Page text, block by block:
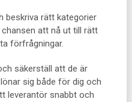
beskriva rätt kategorier
att nå ut till rätt
förfrågningar.
säkerställ att de är
sig både för dig och
leverantör snabbt och